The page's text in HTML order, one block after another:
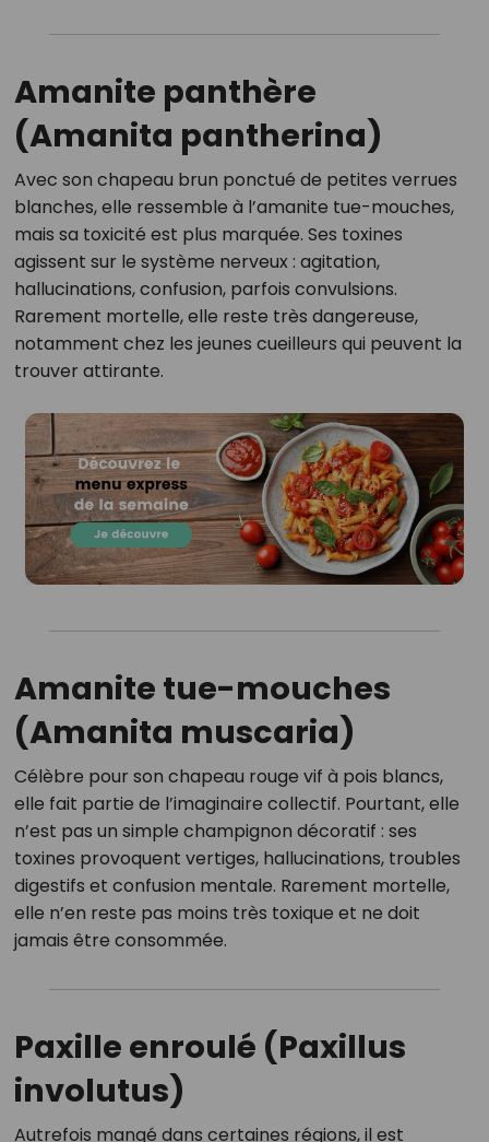
Amanite panthère
(Amanita pantherina)
Avec son chapeau brun ponctué de petites verrues
blanches, elle ressemble à l’amanite tue-mouches,
mais sa toxicité est plus marquée. Ses toxines
agissent sur le système nerveux : agitation,
hallucinations, confusion, parfois convulsions.
Rarement mortelle, elle reste très dangereuse,
notamment chez les jeunes cueilleurs qui peuvent la
trouver attirante.
Amanite tue-mouches
(Amanita muscaria)
Célèbre pour son chapeau rouge vif à pois blancs,
elle fait partie de l’imaginaire collectif. Pourtant, elle
n’est pas un simple champignon décoratif : ses
toxines provoquent vertiges, hallucinations, troubles
digestifs et confusion mentale. Rarement mortelle,
elle n’en reste pas moins très toxique et ne doit
jamais être consommée.
Paxille enroulé (Paxillus
involutus)
Autrefois mangé dans certaines régions, il est